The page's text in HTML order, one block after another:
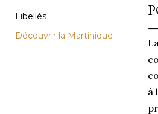
Libellés
Découvrir la Martinique
à